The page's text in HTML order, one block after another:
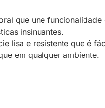
que une
insinuantes.
lisa e resistente que é
em qualquer ambiente.